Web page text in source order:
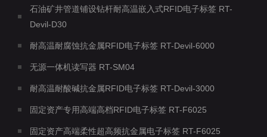
石油矿井管道铺设钻杆耐高温嵌入式RFID电子标签 RT-
Devil-D30
耐高温耐腐蚀抗金属RFID电子标签 RT-Devil-6000
无源一体机读写器 RT-SM04
耐高温耐酸碱抗金属RFID电子标签 RT-Devil-3000
固定资产专用高端高档RFID电子标签 RT-F6025
固定资产高端柔性超高频抗金属电子标签 RT-F6025